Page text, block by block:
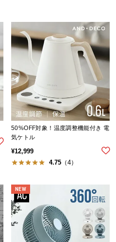
50%OFF対象！温度調整機能付き 電
気ケトル
¥12,999
4.75 （4）
NEW